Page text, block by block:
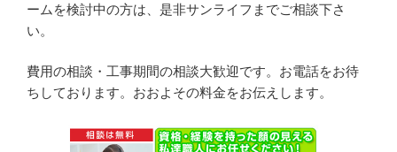
ームを検討中の方は、是非サンライフまでご相談下さ
い。
費用の相談・工事期間の相談大歓迎です。お電話をお待
ちしております。おおよその料金をお伝えします。